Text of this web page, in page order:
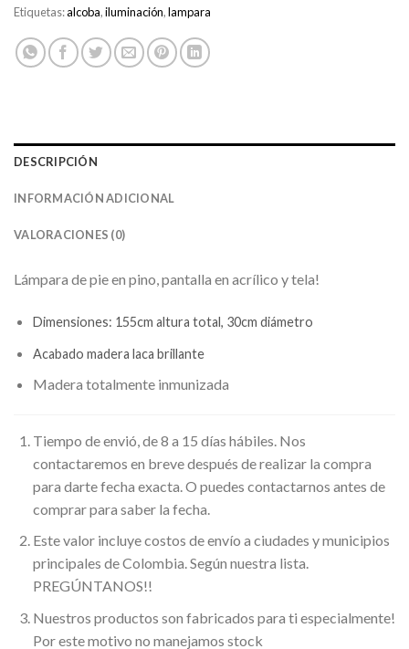
Etiquetas:alcoba,iluminación,lampara
DESCRIPCIÓN
INFORMACIÓN ADICIONAL
VALORACIONES (0)
Lámpara de pie en pino, pantalla en acrílico y tela!
Dimensiones: 155cm altura total, 30cm diámetro
Acabado madera laca brillante
Madera totalmente inmunizada
Tiempo de envió, de 8 a 15 días hábiles. Nos
contactaremos en breve después de realizar la compra
para darte fecha exacta. O puedes contactarnos antes de
comprar para saber la fecha.
Este valor incluye costos de envío a ciudades y municipios
principales de Colombia. Según nuestra lista.
PREGÚNTANOS!!
Nuestros productos son fabricados para ti especialmente!
Por este motivo no manejamos stock